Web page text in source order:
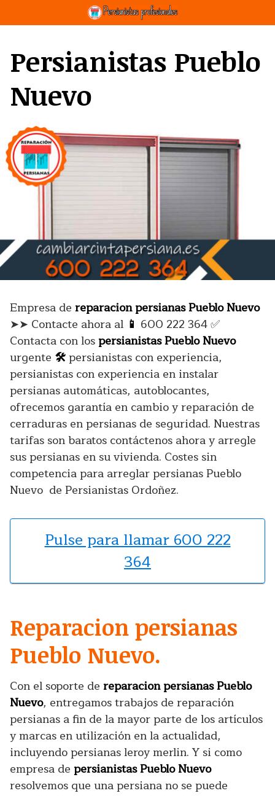
al
Persianistas Pueblo
Nuevo
Empresa de reparacion persianas Pueblo Nuevo
➤➤ Contacte ahora al 📱 600 222 364 ✅
Contacta con lospersianistas Pueblo Nuevo
urgente 🛠️persianistas con experiencia,
persianistas con experiencia en instalar
persianas automáticas, autoblocantes,
ofrecemos garantía en cambio y reparación de
cerraduras en persianas de seguridad. Nuestras
tarifas son baratos contáctenos ahora y arregle
sus persianas en su vivienda. Costes sin
competencia para arreglar persianas Pueblo
Nuevo de Persianistas Ordoñez.
Pulse para llamar 600 222
364
Reparacion persianas
Pueblo Nuevo.
Con el soporte de reparacion persianas Pueblo
Nuevo, entregamos trabajos de reparación
persianas a fin de la mayor parte de los artículos
y marcas en utilización en la actualidad,
incluyendo persianas leroy merlin. Y si como
empresa de persianistas Pueblo Nuevo
resolvemos que una persiana no se puede